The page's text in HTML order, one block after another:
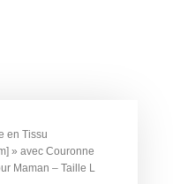
en Tissu
» avec Couronne
Maman – Taille L